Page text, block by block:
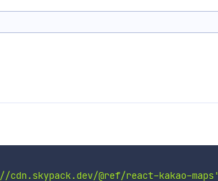
@ref/react-kakao-maps'